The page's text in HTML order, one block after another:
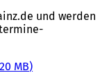
a
und werden
MB